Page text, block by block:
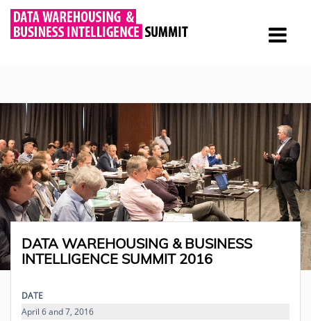
DATA WAREHOUSING & BUSINESS
INTELLIGENCE SUMMIT 2016
DATE
April 6 and 7, 2016